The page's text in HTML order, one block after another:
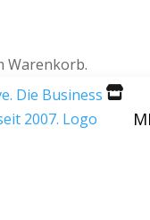
Warenkorb.
